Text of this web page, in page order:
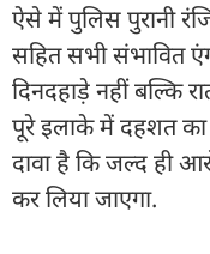
ऐसे में पुलिस पुरानी
सहित सभी संभावित
दिनदहाड़े नहीं बल्कि
पूरे इलाके में दहशत का
दावा है कि जल्द ही
कर लिया जाएगा.